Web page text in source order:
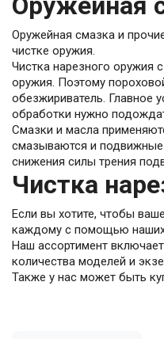
Оружейная смазка и
чистке оружия.
Чистка нарезного оружия
оружия. Поэтому
обезжириватель. Главное
обработки нужно
Смазки и масла
смазываются и подвижные
снижения силы трения
Чистка
Если вы хотите, чтобы
каждому с помощью наших
Наш ассортимент
количества моделей и
Также у нас может быть